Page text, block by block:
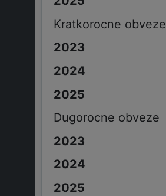
Kratkorocne obveze
Dugorocne obveze